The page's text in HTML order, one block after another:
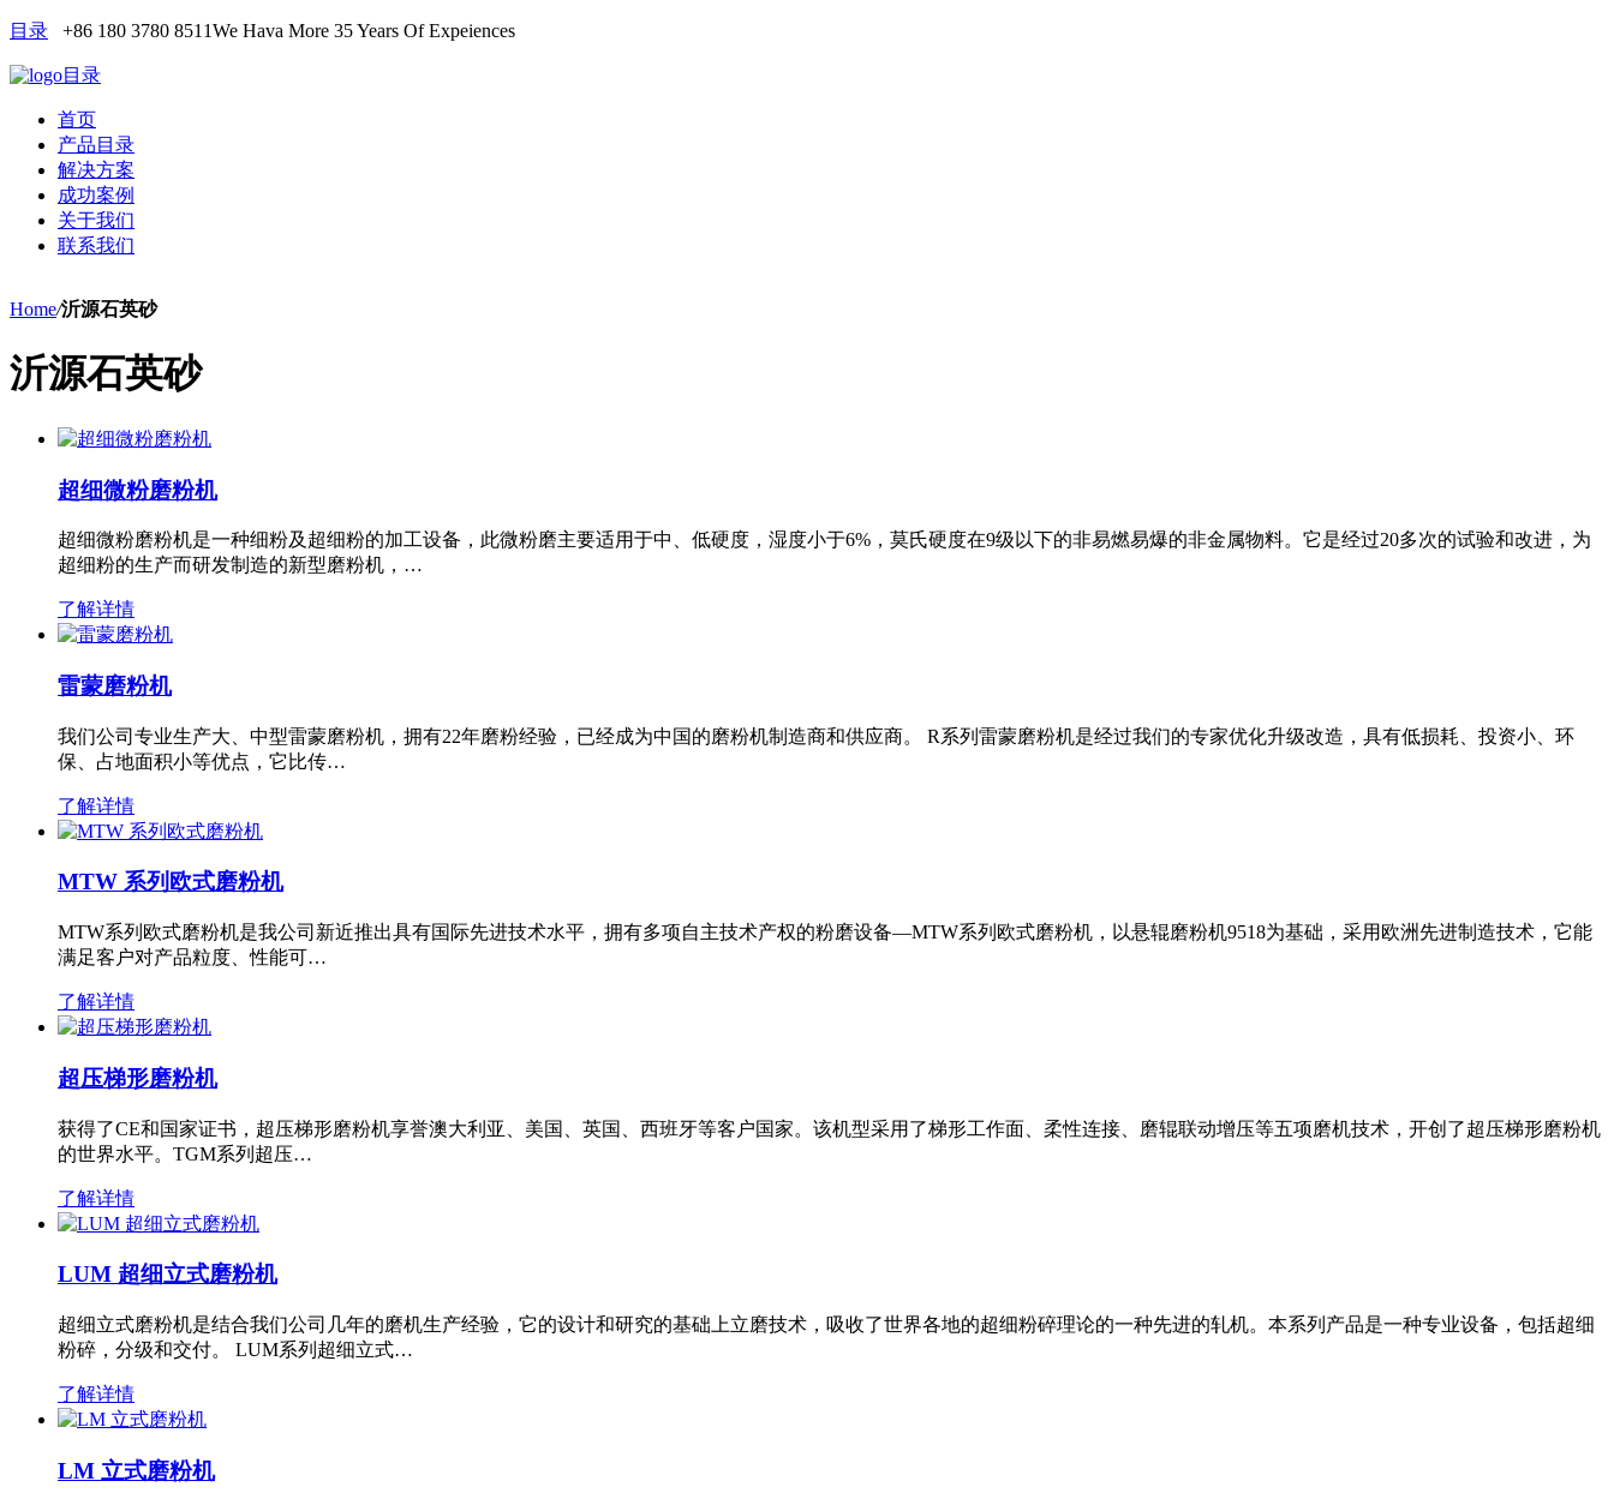
目录 +86 180 3780 8511We Hava More 35 Years Of Expeiences
目录
首页
产品目录
解决方案
成功案例
关于我们
联系我们
Home/沂源石英砂
沂源石英砂
超细微粉磨粉机
超细微粉磨粉机是一种细粉及超细粉的加工设备，此微粉磨主要适用于中、低硬度，湿度小于6%，莫氏硬度在9级以下的非易燃易爆的非金属物料。它是经过20多次的试验和改进，为
超细粉的生产而研发制造的新型磨粉机，…
了解详情
雷蒙磨粉机
我们公司专业生产大、中型雷蒙磨粉机，拥有22年磨粉经验，已经成为中国的磨粉机制造商和供应商。 R系列雷蒙磨粉机是经过我们的专家优化升级改造，具有低损耗、投资小、环
保、占地面积小等优点，它比传…
了解详情
MTW 系列欧式磨粉机
MTW系列欧式磨粉机是我公司新近推出具有国际先进技术水平，拥有多项自主技术产权的粉磨设备—MTW系列欧式磨粉机，以悬辊磨粉机9518为基础，采用欧洲先进制造技术，它能
满足客户对产品粒度、性能可…
了解详情
超压梯形磨粉机
获得了CE和国家证书，超压梯形磨粉机享誉澳大利亚、美国、英国、西班牙等客户国家。该机型采用了梯形工作面、柔性连接、磨辊联动增压等五项磨机技术，开创了超压梯形磨粉机
的世界水平。TGM系列超压…
了解详情
LUM 超细立式磨粉机
超细立式磨粉机是结合我们公司几年的磨机生产经验，它的设计和研究的基础上立磨技术，吸收了世界各地的超细粉碎理论的一种先进的轧机。本系列产品是一种专业设备，包括超细
粉碎，分级和交付。 LUM系列超细立式…
了解详情
LM 立式磨粉机